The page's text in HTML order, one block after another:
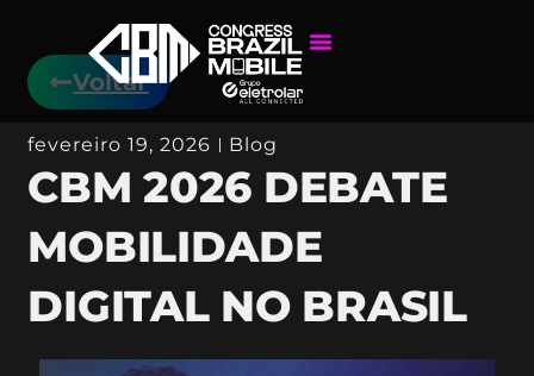
Voltar
fevereiro 19, 2026 Blog
CBM 2026 DEBATE
MOBILIDADE
DIGITAL NO BRASIL